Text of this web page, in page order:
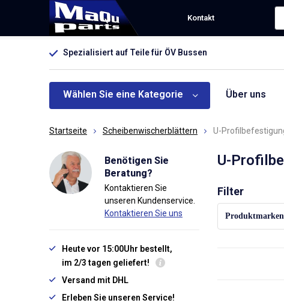
Kontakt
Spezialisiert auf Teile für ÖV Bussen
Wählen Sie eine Kategorie Über uns
Startseite Scheibenwischerblättern U-
U-
Sortieren nach:
Filter
Produktmarken
Benötigen Sie
Beratung?
Kontaktieren Sie
unseren Kundenservice.
Kontaktieren Sie uns
Heute vor 15:00Uhr bestellt,
im 2/3 tagen geliefert!
Versand mit DHL
Erleben Sie unseren Service!